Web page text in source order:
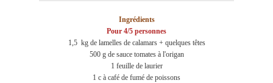
Ingrédients
Pour 4/5 personnes
1,5 kg de lamelles de calamars + quelques têtes
500 g de sauce tomates à l'origan
1 feuille de laurier
1 c à café de fumé de poissons